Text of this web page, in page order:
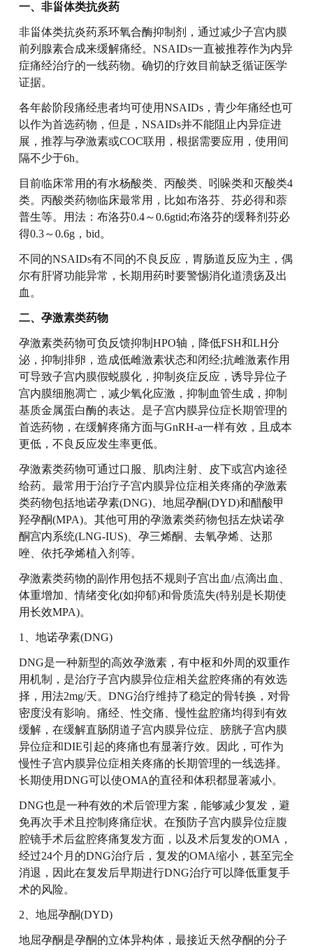
一、非甾体类抗炎药
非甾体类抗炎药系环氧合酶抑制剂，通过减少子宫内膜
前列腺素合成来缓解痛经。NSAIDs一直被推荐作为内异
症痛经治疗的一线药物。确切的疗效目前缺乏循证医学
证据。
各年龄阶段痛经患者均可使用NSAIDs，青少年痛经也可
以作为首选药物，但是，NSAIDs并不能阻止内异症进
展，推荐与孕激素或COC联用，根据需要应用，使用间
隔不少于6h。
目前临床常用的有水杨酸类、丙酸类、吲哚类和灭酸类4
类。丙酸类药物临床最常用，比如布洛芬、芬必得和萘
普生等。用法：布洛芬0.4～0.6gtid;布洛芬的缓释剂芬必
得0.3～0.6g，bid。
不同的NSAIDs有不同的不良反应，胃肠道反应为主，偶
尔有肝肾功能异常，长期用药时要警惕消化道溃疡及出
血。
二、孕激素类药物
孕激素类药物可负反馈抑制HPO轴，降低FSH和LH分
泌，抑制排卵，造成低雌激素状态和闭经;抗雌激素作用
可导致子宫内膜假蜕膜化，抑制炎症反应，诱导异位子
宫内膜细胞凋亡，减少氧化应激，抑制血管生成，抑制
基质金属蛋白酶的表达。是子宫内膜异位症长期管理的
首选药物，在缓解疼痛方面与GnRH-a一样有效，且成本
更低，不良反应发生率更低。
孕激素类药物可通过口服、肌肉注射、皮下或宫内途径
给药。最常用于治疗子宫内膜异位症相关疼痛的孕激素
类药物包括地诺孕素(DNG)、地屈孕酮(DYD)和醋酸甲
羟孕酮(MPA)。其他可用的孕激素类药物包括左炔诺孕
酮宫内系统(LNG-IUS)、孕三烯酮、去氧孕烯、达那
唑、依托孕烯植入剂等。
孕激素类药物的副作用包括不规则子宫出血/点滴出血、
体重增加、情绪变化(如抑郁)和骨质流失(特别是长期使
用长效MPA)。
1、地诺孕素(DNG)
DNG是一种新型的高效孕激素，有中枢和外周的双重作
用机制，是治疗子宫内膜异位症相关盆腔疼痛的有效选
择，用法2mg/天。DNG治疗维持了稳定的骨转换，对骨
密度没有影响。痛经、性交痛、慢性盆腔痛均得到有效
缓解，在缓解直肠阴道子宫内膜异位症、膀胱子宫内膜
异位症和DIE引起的疼痛也有显著疗效。因此，可作为
慢性子宫内膜异位症相关疼痛的长期管理的一线选择。
长期使用DNG可以使OMA的直径和体积都显著减小。
DNG也是一种有效的术后管理方案，能够减少复发，避
免再次手术且控制疼痛症状。在预防子宫内膜异位症腹
腔镜手术后盆腔疼痛复发方面，以及术后复发的OMA，
经过24个月的DNG治疗后，复发的OMA缩小，甚至完全
消退，因此在复发后早期进行DNG治疗可以降低重复手
术的风险。
2、地屈孕酮(DYD)
地屈孕酮是孕酮的立体异构体，最接近天然孕酮的分子